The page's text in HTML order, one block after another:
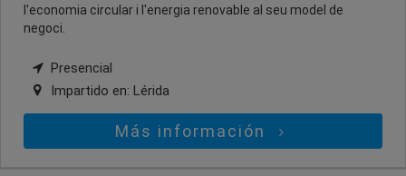
l'economia circular i l'energia renovable al seu model de
negoci.
Presencial
Impartido en: Lérida
Más información